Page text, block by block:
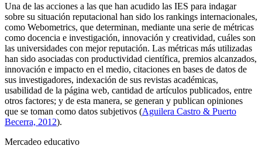
Una de las acciones a las que han acudido las IES para indagar
sobre su situación reputacional han sido los rankings internacionales,
como Webometrics, que determinan, mediante una serie de métricas
como docencia e investigación, innovación y creatividad, cuáles son
las universidades con mejor reputación. Las métricas más utilizadas
han sido asociadas con productividad científica, premios alcanzados,
innovación e impacto en el medio, citaciones en bases de datos de
sus investigadores, indexación de sus revistas académicas,
usabilidad de la página web, cantidad de artículos publicados, entre
otros factores; y de esta manera, se generan y publican opiniones
que se toman como datos subjetivos (Aguilera Castro & Puerto
Becerra, 2012).
Mercadeo educativo